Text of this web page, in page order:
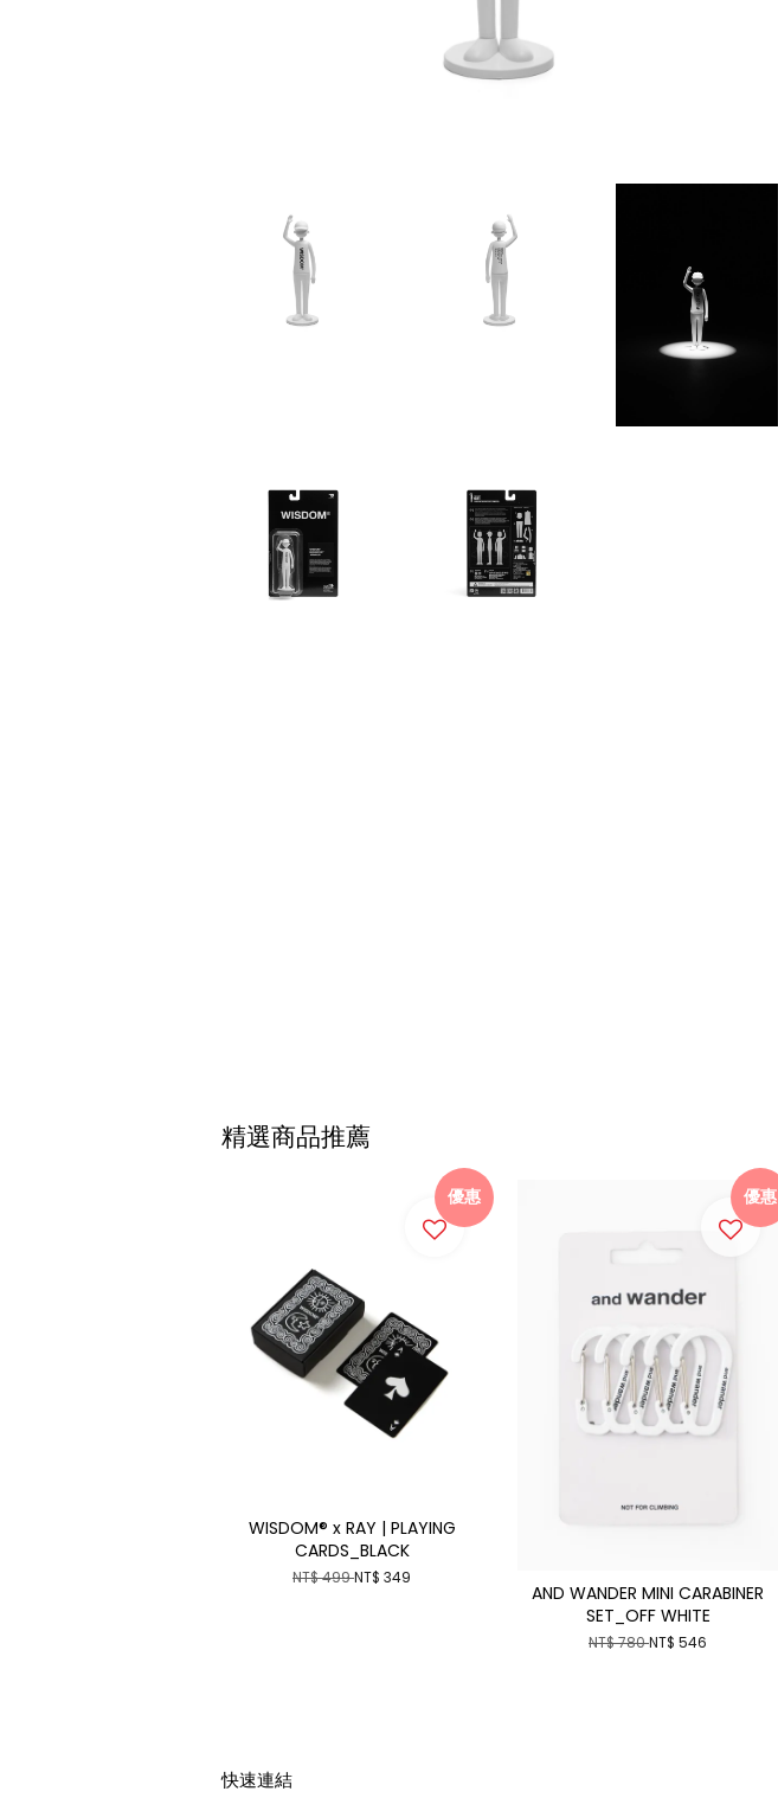
精選商品推薦
優惠
WISDOM® x RAY | PLAYING
CARDS_BLACK
NT$ 499NT$ 349
優惠
AND WANDER MINI CARABINER
SET_OFF WHITE
NT$ 780NT$ 546
快速連結